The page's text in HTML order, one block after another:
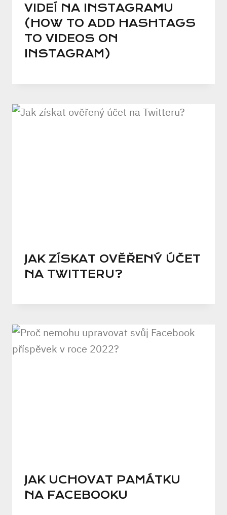
VIDEÍ NA INSTAGRAMU
(HOW TO ADD HASHTAGS
TO VIDEOS ON
INSTAGRAM)
JAK ZÍSKAT OVĚŘENÝ ÚČET
NA TWITTERU?
JAK UCHOVAT PAMÁTKU
NA FACEBOOKU